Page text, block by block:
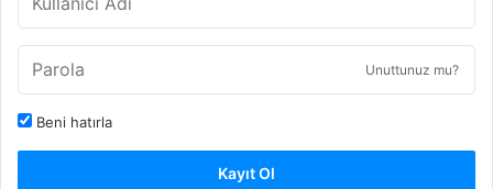
Unuttunuz mu?
Beni hatırla
Kayıt Ol